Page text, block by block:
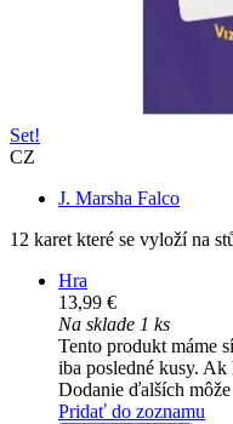
Set!
CZ
J. Marsha Falco
12 karet které se vyloží na
Hra
13,99 €
Na sklade 1 ks
Tento produkt máme
iba posledné kusy.
Dodanie ďalších
Pridať do zoznamu